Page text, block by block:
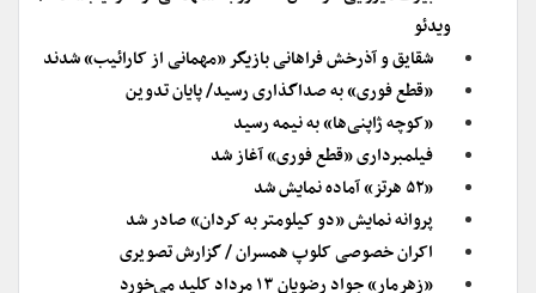
ویدئو
شقایق و آذرخش فراهانی بازیگر «مهمانی از کارائیب» شدند
«قطع فوری» به صداگذاری رسید/ پایان تدوین
«کوچه ژاپنی‌ها» به نیمه رسید
فیلمبرداری «قطع فوری» آغاز شد
«۵۲ هرتز» آماده نمایش شد
پروانه نمایش «دو کیلومتر به کردان» صادر شد
اکران خصوصی کلوپ همسران / گزارش تصویری
«زهرمار» جواد رضویان ۱۳ مرداد کلید می‌خورد